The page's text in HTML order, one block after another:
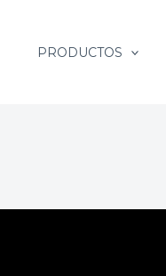
PRODUCTOS